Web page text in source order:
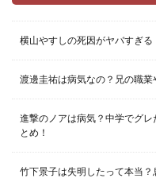
横山やすしの死因がヤバすぎ
渡邊圭祐は病気なの？兄の職
進撃のノアは病気？中学でグ
とめ！
竹下景子は失明したって本当